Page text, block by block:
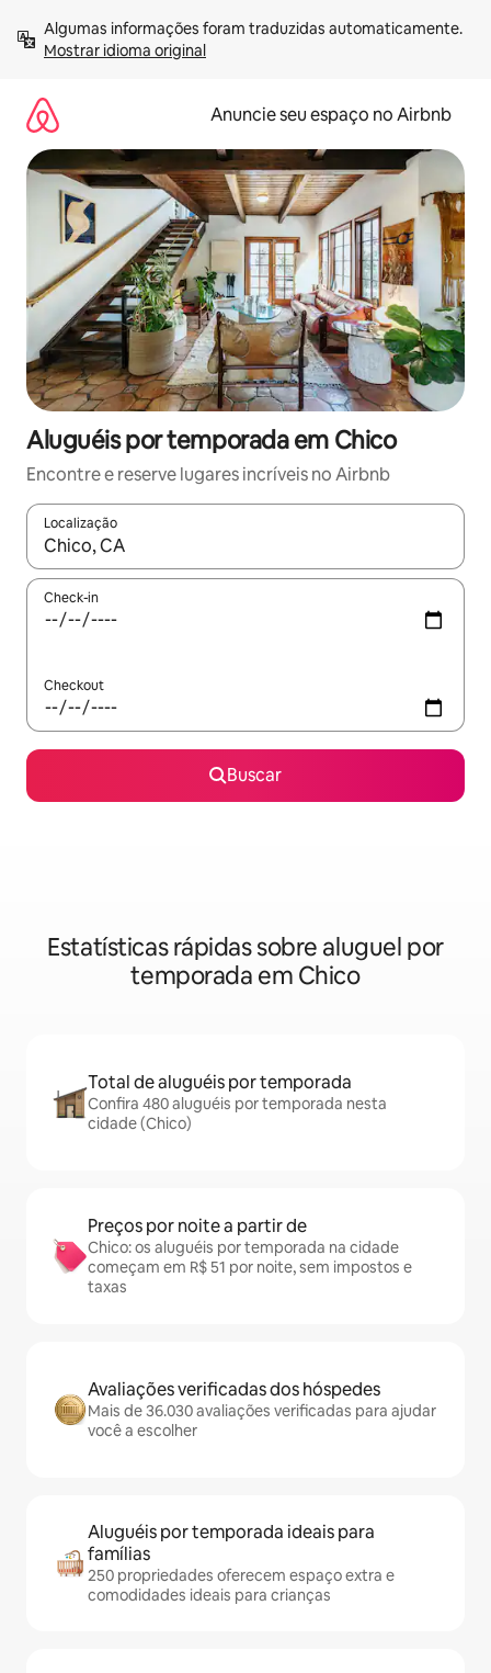
para
Mostrar idioma original
Anuncie seu espaço no Airbnb
Aluguéis por temporada em Chico
Encontre e reserve lugares incríveis no Airbnb
Localização
Quando os resultados estiverem disponíveis, explore-os
Check-in
Checkout
Buscar
Estatísticas rápidas sobre aluguel por
temporada em Chico
Total de aluguéis por temporada
Confira 480 aluguéis por temporada nesta
cidade (Chico)
Preços por noite a partir de
Chico: os aluguéis por temporada na cidade
começam em R$ 51 por noite, sem impostos e
taxas
Avaliações verificadas dos hóspedes
Mais de 36.030 avaliações verificadas para ajudar
você a escolher
Aluguéis por temporada ideais para
famílias
250 propriedades oferecem espaço extra e
comodidades ideais para crianças